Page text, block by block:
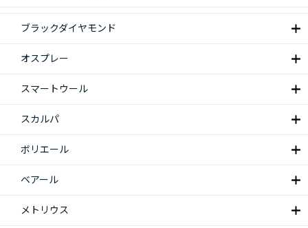
ブラックダイヤモンド
オスプレー
スマートウール
スカルパ
ボリエール
ベアール
メトリウス